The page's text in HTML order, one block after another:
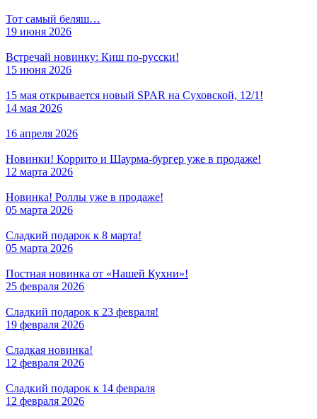
Тот самый беляш…
19 июня 2026
Встречай новинку: Киш по-русски!
15 июня 2026
15 мая открывается новый SPAR на Суховской, 12/1!
14 мая 2026
16 апреля 2026
Новинки! Коррито и Шаурма-бургер уже в продаже!
12 марта 2026
Новинка! Роллы уже в продаже!
05 марта 2026
Сладкий подарок к 8 марта!
05 марта 2026
Постная новинка от «Нашей Кухни»!
25 февраля 2026
Сладкий подарок к 23 февраля!
19 февраля 2026
Сладкая новинка!
12 февраля 2026
Сладкий подарок к 14 февраля
12 февраля 2026